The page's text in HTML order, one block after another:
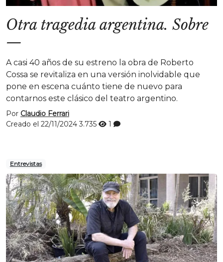
Otra tragedia argentina. Sobre
—
A casi 40 años de su estreno la obra de Roberto
Cossa se revitaliza en una versión inolvidable que
pone en escena cuánto tiene de nuevo para
contarnos este clásico del teatro argentino.
Por Claudio Ferrari
Creado el 22/11/20243.735 1
Entrevistas